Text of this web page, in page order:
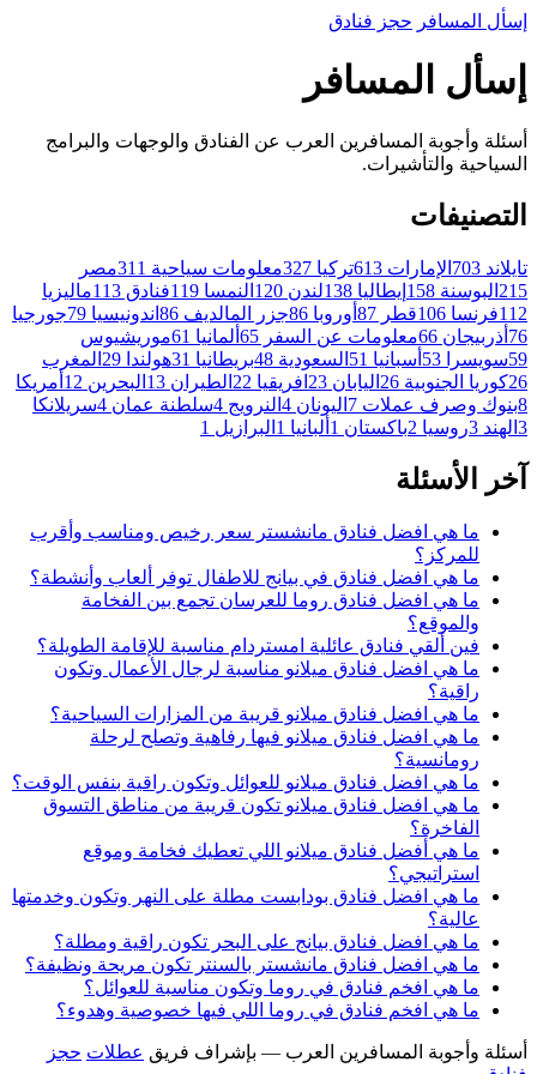
إسأل المسافر حجز فنادق
إسأل المسافر
أسئلة وأجوبة المسافرين العرب عن الفنادق والوجهات والبرامج
السياحية والتأشيرات.
التصنيفات
تايلاند 703 الإمارات 613تركيا 327معلومات سياحية 311مصر
215 البوسنة 158 إيطاليا 138لندن 120 النمسا 119فنادق 113ماليزيا
112فرنسا 106قطر 87 أوروبا 86جزر المالديف 86 اندونيسيا 79جورجيا
76 أذربيجان 66معلومات عن السفر 65 ألمانيا 61موريشيوس
59سويسرا 53 أسبانيا 51 السعودية 48بريطانيا 31هولندا 29 المغرب
26كوريا الجنوبية 26 اليابان 23 افريقيا 22 الطيران 13 البحرين 12 أمريكا
8بنوك وصرف عملات 7 اليونان 4 النرويج 4سلطنة عمان 4سريلانكا
3 الهند 3روسيا 2باكستان 1 ألبانيا 1 البرازيل 1
آخر الأسئلة
ما هي افضل فنادق مانشستر سعر رخيص ومناسب وأقرب
للمركز؟
ما هي افضل فنادق في بيانج للاطفال توفر ألعاب وأنشطة؟
ما هي افضل فنادق روما للعرسان تجمع بين الفخامة
والموقع؟
فين ألقي فنادق عائلية امستردام مناسبة للإقامة الطويلة؟
ما هي افضل فنادق ميلانو مناسبة لرجال الأعمال وتكون
راقية؟
ما هي افضل فنادق ميلانو قريبة من المزارات السياحية؟
ما هي افضل فنادق ميلانو فيها رفاهية وتصلح لرحلة
رومانسية؟
ما هي افضل فنادق ميلانو للعوائل وتكون راقية بنفس الوقت؟
ما هي افضل فنادق ميلانو تكون قريبة من مناطق التسوق
الفاخرة؟
ما هي أفضل فنادق ميلانو اللي تعطيك فخامة وموقع
استراتيجي؟
ما هي افضل فنادق بودابست مطلة على النهر وتكون وخدمتها
عالية؟
ما هي افضل فنادق بيانج على البحر تكون راقية ومطلة؟
ما هي افضل فنادق مانشستر بالسنتر تكون مريحة ونظيفة؟
ما هي افخم فنادق في روما وتكون مناسبة للعوائل؟
ما هي افخم فنادق في روما اللي فيها خصوصية وهدوء؟
أسئلة وأجوبة المسافرين العرب — بإشراف فريق عطلات حجز